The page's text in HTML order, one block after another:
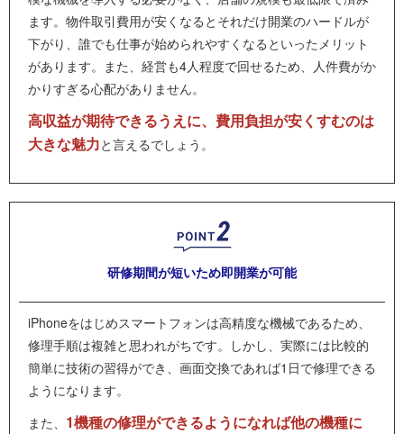
ます。物件取引費用が安くなるとそれだけ開業のハードルが
下がり、誰でも仕事が始められやすくなるといったメリット
があります。また、経営も4人程度で回せるため、人件費がか
かりすぎる心配がありません。
高収益が期待できるうえに、費用負担が安くすむのは
大きな魅力と言えるでしょう。
研修期間が短いため即開業が可能
iPhoneをはじめスマートフォンは高精度な機械であるため、
修理手順は複雑と思われがちです。しかし、実際には比較的
簡単に技術の習得ができ、画面交換であれば1日で修理できる
ようになります。
また、 1機種の修理ができるようになれば他の機種に